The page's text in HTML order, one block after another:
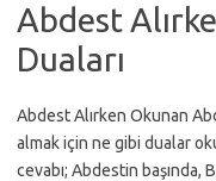
Abdest
Duaları
Abdest Alırken Okunan
almak için ne gibi dualar
cevabı; Abdestin başında,